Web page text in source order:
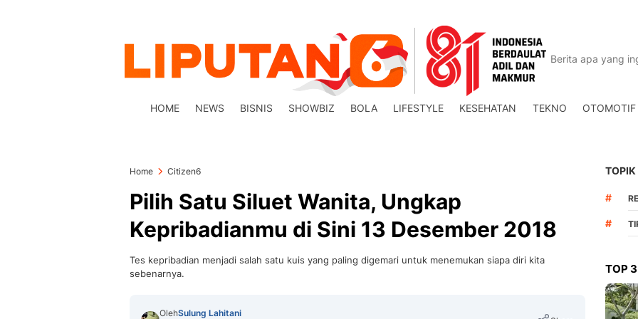
HOME NEWS BISNIS SHOWBIZ BOLA LIFESTYLE KESEHATAN TEKNO OTOMOTIF
Home Citizen6
Pilih Satu Siluet Wanita, Ungkap
Kepribadianmu di Sini 13 Desember 2018
Tes kepribadian menjadi salah satu kuis yang paling digemari untuk menemukan siapa diri kita
sebenarnya.
OlehSulung Lahitani
TOPIK
#
#
TOP